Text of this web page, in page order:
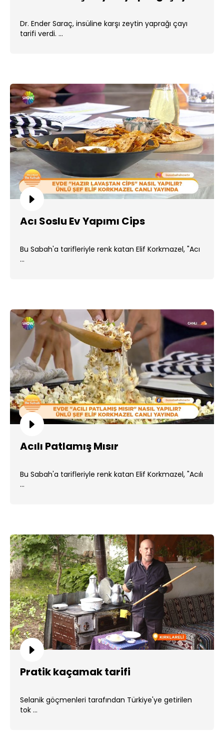
Dr. Ender Saraç, insüline karşı zeytin yaprağı çayı
tarifi verdi. ...
Acı Soslu Ev Yapımı Cips
Bu Sabah'a tarifleriyle renk katan Elif Korkmazel, "Acı
...
Acılı Patlamış Mısır
Bu Sabah'a tarifleriyle renk katan Elif Korkmazel, "Acılı
...
Pratik kaçamak tarifi
Selanik göçmenleri tarafından Türkiye'ye getirilen
tok ...